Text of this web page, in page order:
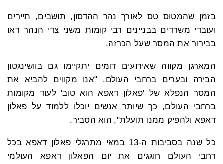
בזמן שהמטוס טס לאורך נהר ההדסון, תושבים, תיירים
ועובדי משרדים בבניינים רבי קומות משני צדי הנהר ראו
בבירור את המסר שעל הכרזה.
המארגן מקווה שאירועים דומים יתקיימו גם בוושינגטון
הבירה ובערים ברחבי העולם. "אנו מקווים להביא את
המסר הנפלא של 'פאלון דאפא הוא טוב' לעוד מקומות
ברחבי העולם, כך שיותר אנשים יוכלו ללמוד על פאלון
דאפא ולהפיק ממנו תועלת", הוא הסביר.
כל שנה בסביבות ה-13 במאי מתרגלי פאלון דאפא בכל
רחבי העולם חוגגים את יום הפאלון דאפא העולמי